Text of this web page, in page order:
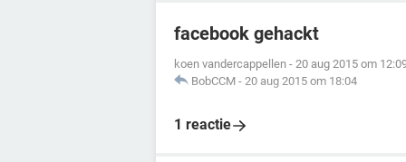
facebook gehackt
koen vandercappellen - 20 aug 2015 om
BobCCM - 20 aug 2015 om 18:04
1 reactie